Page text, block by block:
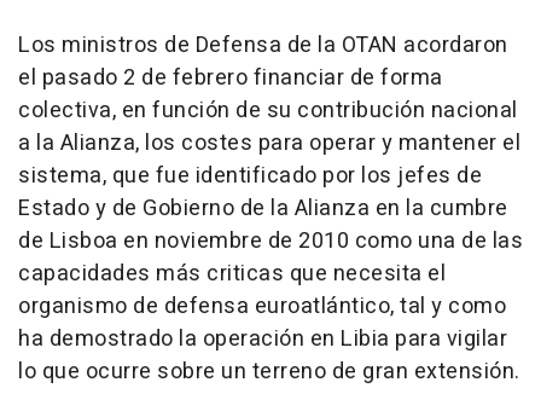
Los ministros de Defensa de la OTAN acordaron
el pasado 2 de febrero financiar de forma
colectiva, en función de su contribución nacional
a la Alianza, los costes para operar y mantener el
sistema, que fue identificado por los jefes de
Estado y de Gobierno de la Alianza en la cumbre
de Lisboa en noviembre de 2010 como una de las
capacidades más criticas que necesita el
organismo de defensa euroatlántico, tal y como
ha demostrado la operación en Libia para vigilar
lo que ocurre sobre un terreno de gran extensión.